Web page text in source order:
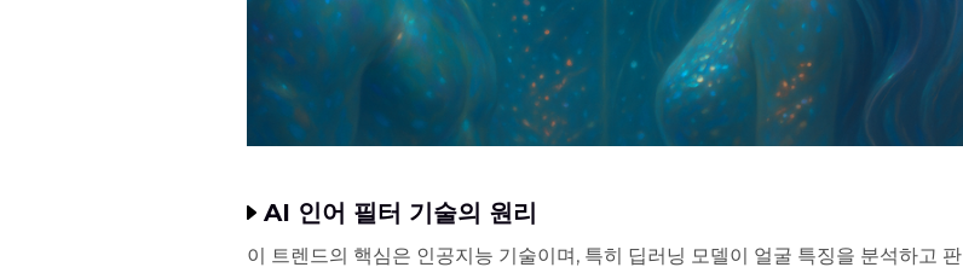
AI 인어 필터 기술의 원리
이 트렌드의 핵심은 인공지능 기술이며, 특히 딥러닝 모델이 얼굴 특징을 분석하고 판